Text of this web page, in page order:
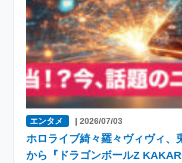
エンタメ |2026/07/03
ホロライブ綺々羅々ヴィヴィ、
から『ドラゴンボールZ